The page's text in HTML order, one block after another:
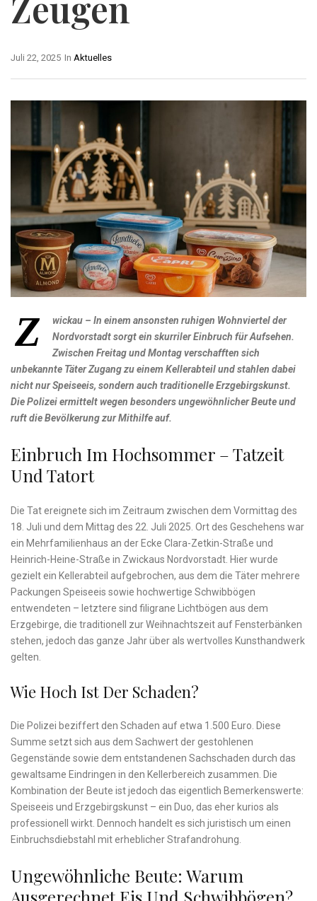
In Aktuelles
Juli 22, 2025
Z
wickau – In einem ansonsten ruhigen Wohnviertel der
Nordvorstadt sorgt ein skurriler Einbruch für Aufsehen.
Zwischen Freitag und Montag verschafften sich
unbekannte Täter Zugang zu einem Kellerabteil und stahlen dabei
nicht nur Speiseeis, sondern auch traditionelle Erzgebirgskunst.
Die Polizei ermittelt wegen besonders ungewöhnlicher Beute und
ruft die Bevölkerung zur Mithilfe auf.
Einbruch Im Hochsommer – Tatzeit
Und Tatort
Die Tat ereignete sich im Zeitraum zwischen dem Vormittag des
18. Juli und dem Mittag des 22. Juli 2025. Ort des Geschehens war
ein Mehrfamilienhaus an der Ecke Clara-Zetkin-Straße und
Heinrich-Heine-Straße in Zwickaus Nordvorstadt. Hier wurde
gezielt ein Kellerabteil aufgebrochen, aus dem die Täter mehrere
Packungen Speiseeis sowie hochwertige Schwibbögen
entwendeten – letztere sind filigrane Lichtbögen aus dem
Erzgebirge, die traditionell zur Weihnachtszeit auf Fensterbänken
stehen, jedoch das ganze Jahr über als wertvolles Kunsthandwerk
gelten.
Wie Hoch Ist Der Schaden?
Die Polizei beziffert den Schaden auf etwa 1.500 Euro. Diese
Summe setzt sich aus dem Sachwert der gestohlenen
Gegenstände sowie dem entstandenen Sachschaden durch das
gewaltsame Eindringen in den Kellerbereich zusammen. Die
Kombination der Beute ist jedoch das eigentlich Bemerkenswerte:
Speiseeis und Erzgebirgskunst – ein Duo, das eher kurios als
professionell wirkt. Dennoch handelt es sich juristisch um einen
Einbruchsdiebstahl mit erheblicher Strafandrohung.
Ungewöhnliche Beute: Warum